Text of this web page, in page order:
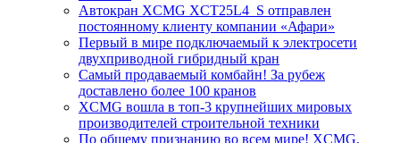
Автокран XCMG XCT25L4_S отправлен
постоянному клиенту компании «Афари»
Первый в мире подключаемый к электросети
двухприводной гибридный кран
Самый продаваемый комбайн! За рубеж
доставлено более 100 кранов
XCMG вошла в топ-3 крупнейших мировых
производителей строительной техники
По общему признанию во всем мире! XCMG,